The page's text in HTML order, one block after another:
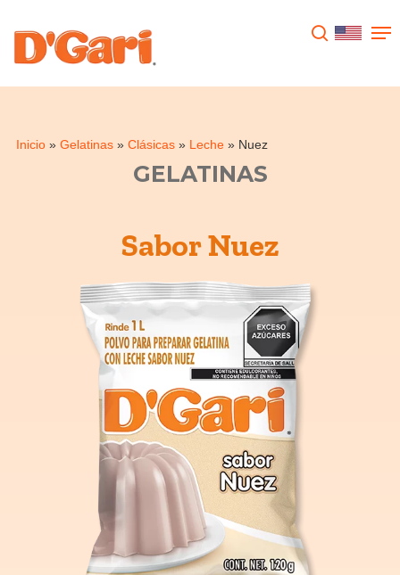
Inicio» Gelatinas» Clásicas» Leche » Nuez
Presione enter para buscar o ESC para
GELATINAS
Nuez